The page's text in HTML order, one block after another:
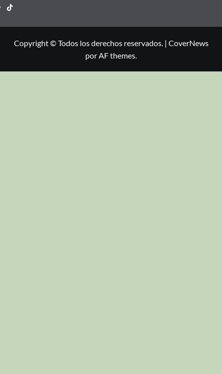
Copyright © Todos los derechos reservados. | CoverNews
por AF themes.